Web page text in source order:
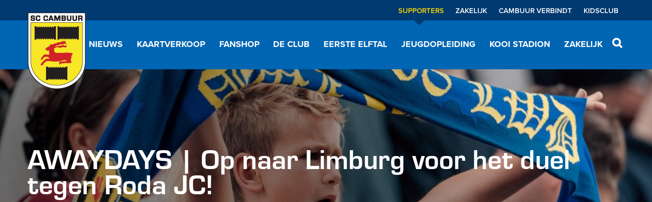
SUPPORTERS ZAKELIJK CAMBUUR VERBINDT KIDSCLUB
NIEUWS KAARTVERKOOP FANSHOP DE CLUB EERSTE ELFTAL JEUGDOPLEIDING KOOI STADION ZAKELIJK
AWAYDAYS | Op naar Limburg voor het duel
tegen Roda JC!